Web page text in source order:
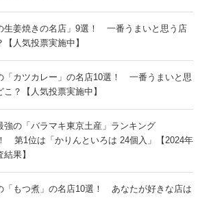
生姜焼きの名店」9選！ 一番うまいと思う店
【人気投票実施中】
「カツカレー」の名店10選！ 一番うまいと思
こ？【人気投票実施中】
強の「バラマキ東京土産」ランキング
第1位は「かりんといろは 24個入」【2024年
果】
「もつ煮」の名店10選！ あなたが好きな店は